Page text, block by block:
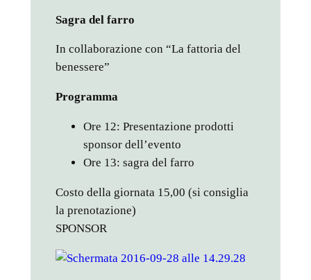
Sagra del farro
In collaborazione con “La fattoria del
benessere”
Programma
Ore 12: Presentazione prodotti
sponsor dell’evento
Ore 13: sagra del farro
Costo della giornata 15,00 (si consiglia
la prenotazione)
SPONSOR